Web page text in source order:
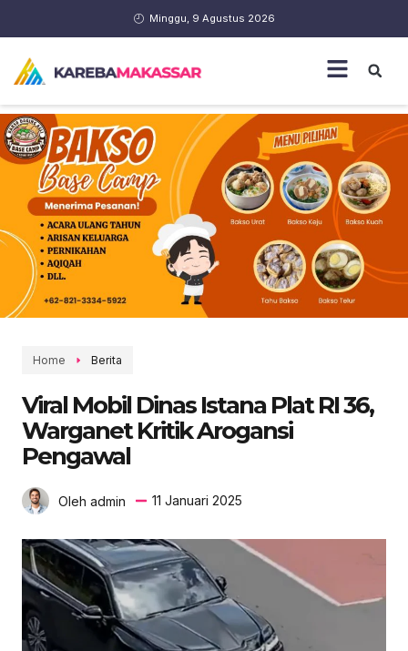
Minggu, 9 Agustus 2026
Home Berita
Viral Mobil Dinas Istana Plat RI 36,
Warganet Kritik Arogansi
Pengawal
Oleh admin 11 Januari 2025